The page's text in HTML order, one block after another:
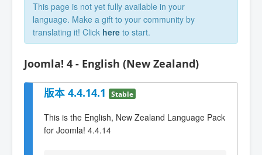
This page is not yet fully available in your
language. Make a gift to your community by
translating it! Click here to start.
Joomla! 4 - English (New Zealand)
版本 4.4.14.1 Stable
This is the English, New Zealand Language Pack
for Joomla! 4.4.14